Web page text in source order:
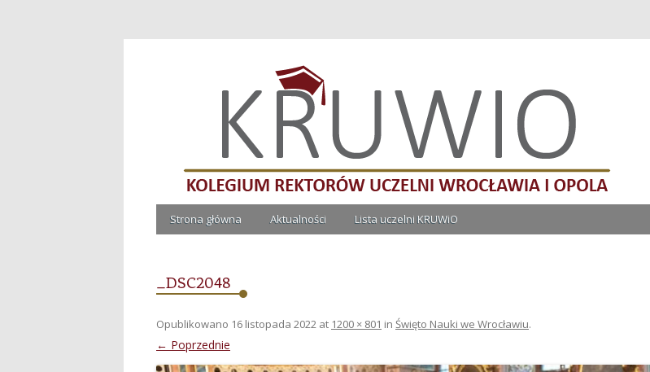
Kolegium Rektorów Uczelni Wrocławia i Opola
Przeskocz do treści
Strona główna Aktualności Lista uczelni KRUWiO
_DSC2048
Opublikowano 16 listopada 2022 at 1200 × 801 in Święto Nauki we Wrocławiu.
← Poprzednie